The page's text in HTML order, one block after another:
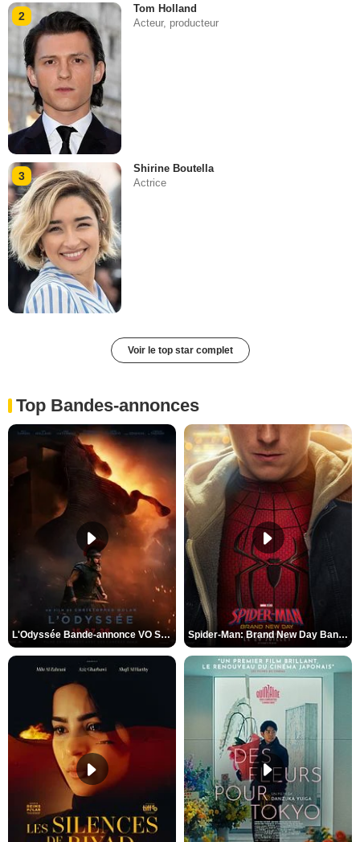
2
Tom Holland
Acteur, producteur
3
Shirine Boutella
Actrice
Voir le top star complet
Top Bandes-annonces
L'Odyssée Bande-annonce VO STFR Spider-Man: Brand New Day Bande-annonce VO STFR